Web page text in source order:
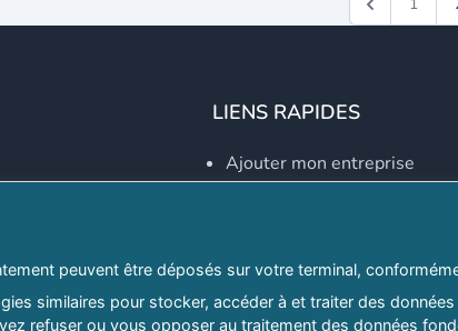
LIENS RAPIDES
Ajouter mon entreprise
Explorer par secteurs
Explorer par willayas
peuvent être déposés sur votre terminal,
similaires pour stocker, accéder à et traiter des
refuser ou vous opposer au traitement des données